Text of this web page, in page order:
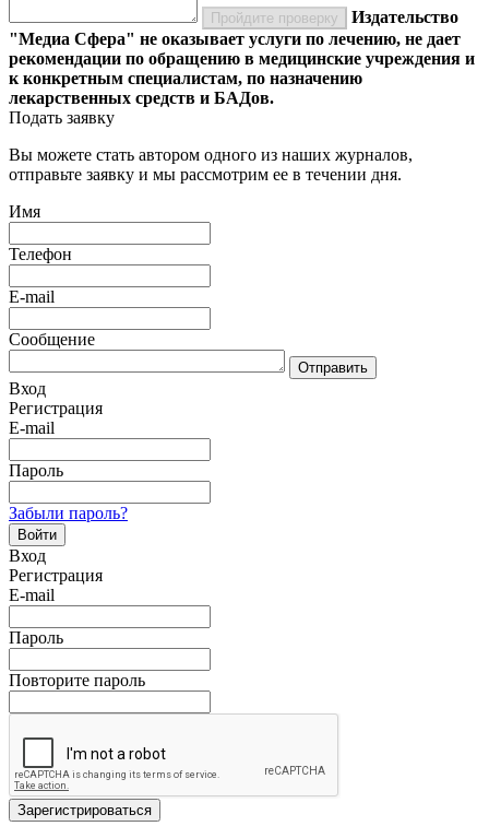
Пройдите проверку
Издательство
"Медиа Сфера" не оказывает услуги по лечению, не дает
рекомендации по обращению в медицинские учреждения и
к конкретным специалистам, по назначению
лекарственных средств и БАДов.
Подать заявку
Вы можете стать автором одного из наших журналов,
отправьте заявку и мы рассмотрим ее в течении дня.
Имя
Телефон
E-mail
Сообщение
Отправить
Вход
Регистрация
E-mail
Пароль
Забыли пароль?
Войти
Вход
Регистрация
E-mail
Пароль
Повторите пароль
Зарегистрироваться